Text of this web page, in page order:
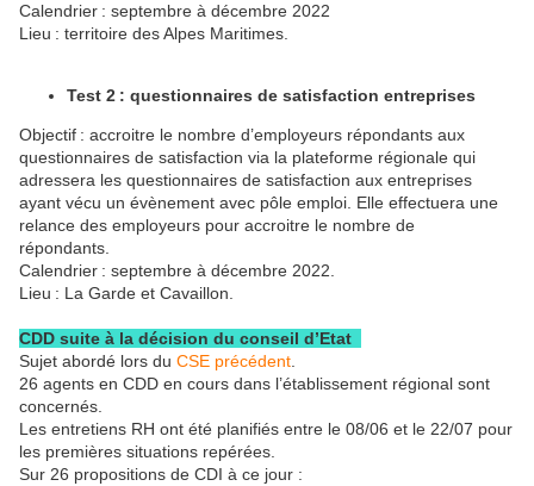
Calendrier : septembre à décembre 2022
Lieu : territoire des Alpes Maritimes.
Test 2 : questionnaires de satisfaction entreprises
Objectif : accroitre le nombre d’employeurs répondants aux
questionnaires de satisfaction via la plateforme régionale qui
adressera les questionnaires de satisfaction aux entreprises
ayant vécu un évènement avec pôle emploi. Elle effectuera une
relance des employeurs pour accroitre le nombre de
répondants.
Calendrier : septembre à décembre 2022.
Lieu : La Garde et Cavaillon.
CDD suite à la décision du conseil d’Etat
Sujet abordé lors du CSE précédent
26 agents en CDD en cours dans l’établissement régional sont
concernés.
Les entretiens RH ont été planifiés entre le 08/06 et le 22/07 pour
les premières situations repérées.
Sur 26 propositions de CDI à ce jour :